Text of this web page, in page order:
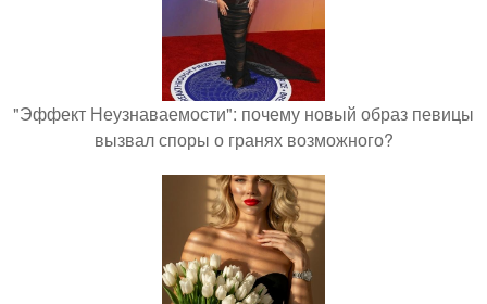
"Эффект Неузнаваемости": почему новый образ певицы
вызвал споры о гранях возможного?